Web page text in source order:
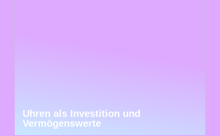
Uhren als Investition und
Vermögenswerte